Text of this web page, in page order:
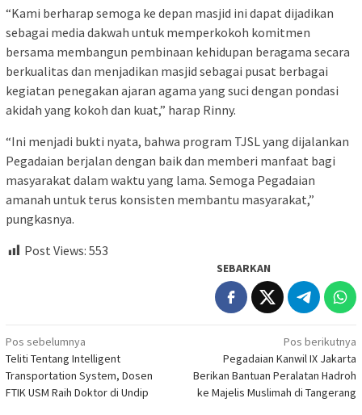
“Kami berharap semoga ke depan masjid ini dapat dijadikan
sebagai media dakwah untuk memperkokoh komitmen
bersama membangun pembinaan kehidupan beragama secara
berkualitas dan menjadikan masjid sebagai pusat berbagai
kegiatan penegakan ajaran agama yang suci dengan pondasi
akidah yang kokoh dan kuat,” harap Rinny.
“Ini menjadi bukti nyata, bahwa program TJSL yang dijalankan
Pegadaian berjalan dengan baik dan memberi manfaat bagi
masyarakat dalam waktu yang lama. Semoga Pegadaian
amanah untuk terus konsisten membantu masyarakat,”
pungkasnya.
Post Views: 553
SEBARKAN
Navigasi
pos
Pos sebelumnya
Teliti Tentang Intelligent
Transportation System, Dosen
FTIK USM Raih Doktor di Undip
Pos berikutnya
Pegadaian Kanwil IX Jakarta
Berikan Bantuan Peralatan Hadroh
ke Majelis Muslimah di Tangerang